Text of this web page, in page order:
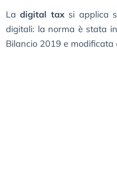
Ladigital taxsi applica
digitali: la norma è stata
Bilancio 2019 e